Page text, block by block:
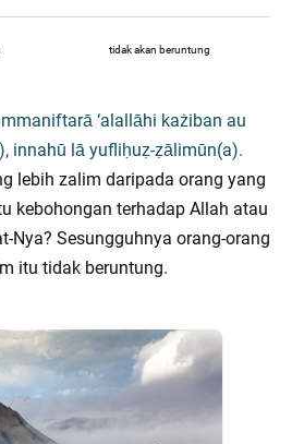
tidak akan beruntung
‘alallāhi każiban au
innahū lā yufliḥuẓ-ẓālimūn(a).
lebih zalim daripada orang yang
kebohongan terhadap Allah atau
Nya? Sesungguhnya orang-orang
itu tidak beruntung.